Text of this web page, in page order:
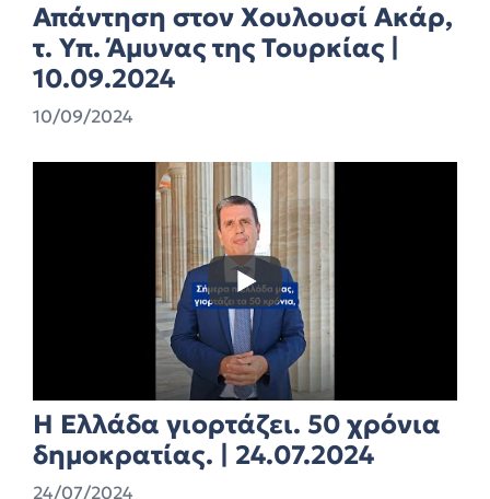
Απάντηση στον Χουλουσί Ακάρ,
τ. Υπ. Άμυνας της Τουρκίας |
10.09.2024
10/09/2024
Η Ελλάδα γιορτάζει. 50 χρόνια
δημοκρατίας. | 24.07.2024
24/07/2024